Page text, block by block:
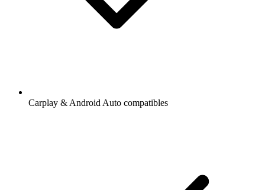
Carplay & Android Auto compatibles